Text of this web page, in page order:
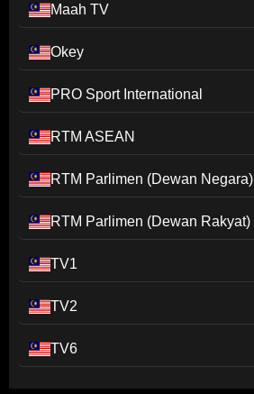
Maah TV
Okey
PRO Sport International
RTM ASEAN
RTM Parlimen (Dewan Negara)
RTM Parlimen (Dewan Rakyat)
TV1
TV2
TV6